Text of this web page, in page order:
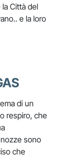
Città del
e la loro
di un
respiro, che
sono
che